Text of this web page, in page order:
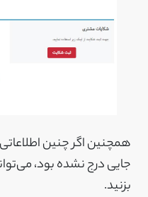
همچنین اگر چنین
جایی درج نشده بود،
بزنید.